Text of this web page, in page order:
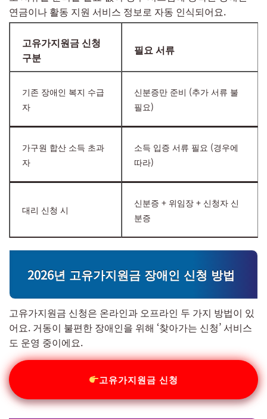
연금이나 활동 지원 서비스 정보로 자동 인식되어요.
고유가지원금 신청
구분
필요 서류
기존 장애인 복지 수급
자
신분증만 준비 (추가 서류 불
필요)
가구원 합산 소득 초과
자
소득 입증 서류 필요 (경우에
따라)
대리 신청 시
신분증 + 위임장 + 신청자 신
분증
2026년 고유가지원금 장애인 신청 방법
고유가지원금 신청은 온라인과 오프라인 두 가지 방법이 있
어요. 거동이 불편한 장애인을 위해 ‘찾아가는 신청’ 서비스
도 운영 중이에요.
고유가지원금 신청